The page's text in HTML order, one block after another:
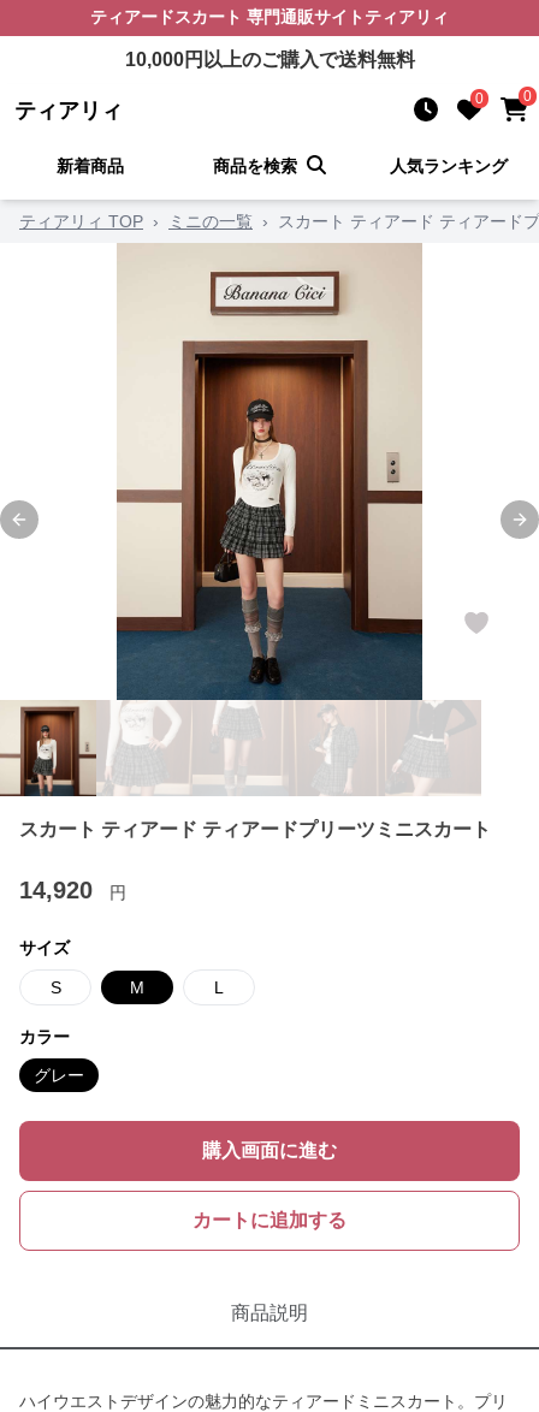
ティアードスカート 専門通販サイト ティアリィ
10,000円以上のご購入で送料無料
ティアリィ 0 0
新着商品 商品を検索 人気ランキング
ティアリィ TOP › ミニの一覧 › スカート ティアード ティアード
Previous slide
スカート ティアード ティアードプリーツミニスカート
14,920 円
サイズ
S M L
カラー
グレー
購入画面に進む
カートに追加する
商品説明
ハイウエストデザインの魅力的なティアードミニスカート。プリ